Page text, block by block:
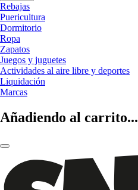
Rebajas
Puericultura
Dormitorio
Ropa
Zapatos
Juegos y juguetes
Actividades al aire libre y deportes
Liquidación
Marcas
Añadiendo al carrito...